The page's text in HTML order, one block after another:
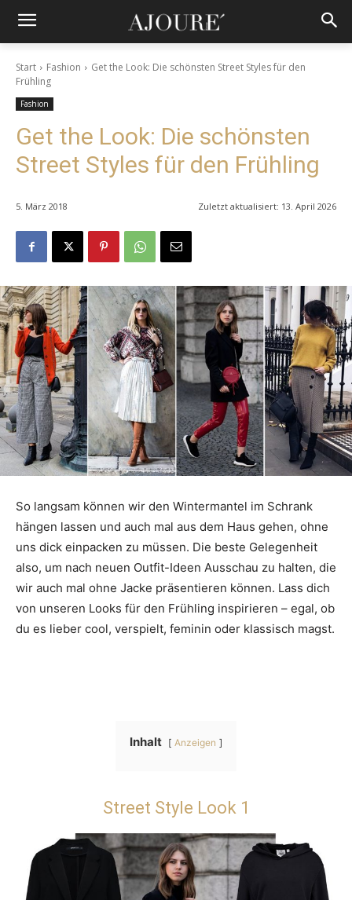
Start Fashion
Get the Look: Die schönsten Street Styles für den
Frühling
Fashion
Get the Look: Die schönsten
Street Styles für den Frühling
5. März 2018 Zuletzt aktualisiert: 13. April 2026
So langsam können wir den Wintermantel im Schrank
hängen lassen und auch mal aus dem Haus gehen, ohne
uns dick einpacken zu müssen. Die beste Gelegenheit
also, um nach neuen Outfit-Ideen Ausschau zu halten, die
wir auch mal ohne Jacke präsentieren können. Lass dich
von unseren Looks für den Frühling inspirieren – egal, ob
du es lieber cool, verspielt, feminin oder klassisch magst.
Inhalt Anzeigen
Street Style Look 1